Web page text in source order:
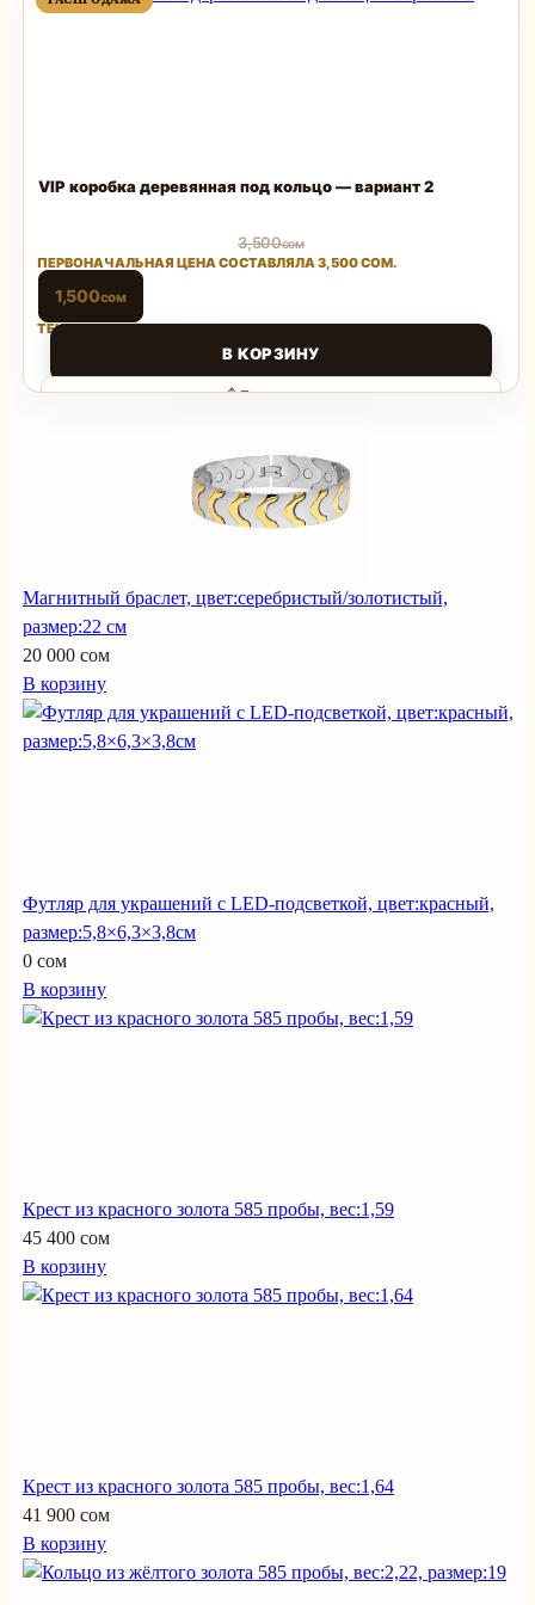
ТОВАР
ТОВАР
VIP коробка деревянная под кольцо — вариант 2
3,500сом
ПЕРВОНАЧАЛЬНАЯ ЦЕНА СОСТАВЛЯЛА 3,500 СОМ.
1,500сом
ТЕКУЩАЯ ЦЕНА: 1,500 СОМ.
В КОРЗИНУ
Поделиться
Магнитный браслет, цвет:серебристый/золотистый,
размер:22 см
20 000 сом
В корзину
Футляр для украшений с LED-подсветкой, цвет:красный,
размер:5,8×6,3×3,8см
0 сом
В корзину
Крест из красного золота 585 пробы, вес:1,59
45 400 сом
В корзину
Крест из красного золота 585 пробы, вес:1,64
41 900 сом
В корзину